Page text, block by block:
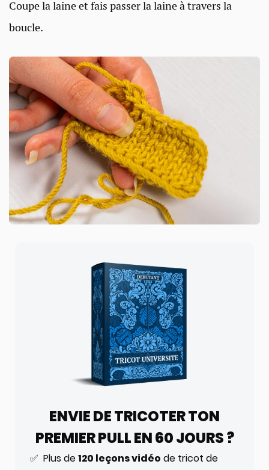
Coupe la laine et fais passer la laine à travers la
boucle.
ENVIE DE TRICOTER TON
PREMIER PULL EN 60 JOURS ?
✅ Plus de120 leçons vidéo de tricot de